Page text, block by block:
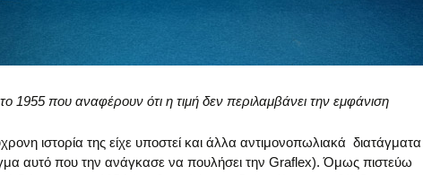
1955 που αναφέρουν ότι η τιμή δεν περιλαμβάνει την εμφάνιση
ιστορία της είχε υποστεί και άλλα αντιμονοπωλιακά διατάγματα
αυτό που την ανάγκασε να πουλήσει την Graflex). Όμως πιστεύω